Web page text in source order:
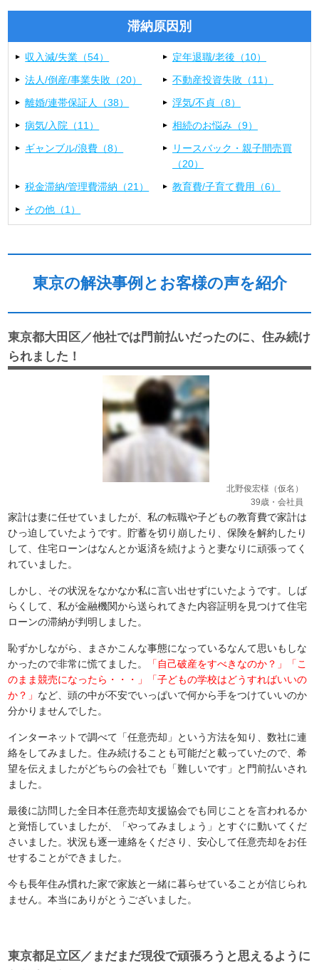
滞納原因別
収入減/失業（54）
定年退職/老後（10）
法人/倒産/事業失敗（20）
不動産投資失敗（11）
離婚/連帯保証人（38）
浮気/不貞（8）
病気/入院（11）
相続のお悩み（9）
ギャンブル/浪費（8）
リースバック・親子間売買
（20）
税金滞納/管理費滞納（21）
教育費/子育て費用（6）
その他（1）
東京の解決事例とお客様の声を紹介
東京都大田区／他社では門前払いだったのに、住み続け
られました！
北野俊宏様（仮名）
39歳・会社員
家計は妻に任せていましたが、私の転職や子どもの教育費で家計は
ひっ迫していたようです。貯蓄を切り崩したり、保険を解約したり
して、住宅ローンはなんとか返済を続けようと妻なりに頑張ってく
れていました。
しかし、その状況をなかなか私に言い出せずにいたようです。しば
らくして、私が金融機関から送られてきた内容証明を見つけて住宅
ローンの滞納が判明しました。
恥ずかしながら、まさかこんな事態になっているなんて思いもしな
かったので非常に慌てました。
「自己破産をすべきなのか？」「こ
のまま競売になったら・・・」「子どもの学校はどうすればいいの
か？」 など、頭の中が不安でいっぱいで何から手をつけていいのか
分かりませんでした。
インターネットで調べて「任意売却」という方法を知り、数社に連
絡をしてみました。住み続けることも可能だと載っていたので、希
望を伝えましたがどちらの会社でも「難しいです」と門前払いされ
ました。
最後に訪問した全日本任意売却支援協会でも同じことを言われるか
と覚悟していましたが、「やってみましょう」とすぐに動いてくだ
さいました。状況も逐一連絡をくださり、安心して任意売却をお任
せすることができました。
今も長年住み慣れた家で家族と一緒に暮らせていることが信じられ
ません。本当にありがとうございました。
東京都足立区／まだまだ現役で頑張ろうと思えるように